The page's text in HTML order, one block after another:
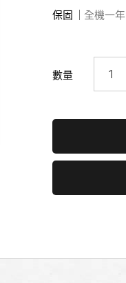
保固
全機一年
數量